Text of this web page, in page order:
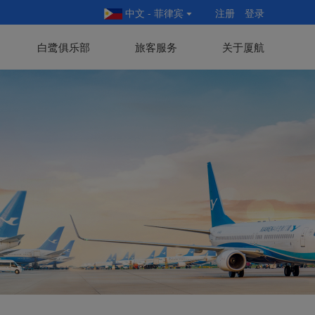
中文 - 菲律宾 注册 登录
白鹭俱乐部 旅客服务 关于厦航